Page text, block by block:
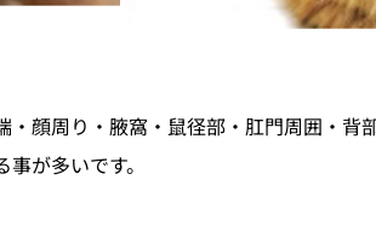
・顔周り・腋窩・鼠径部・肛門周囲・背
が多いです。